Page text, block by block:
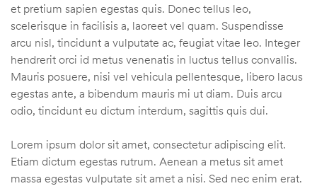
et pretium sapien egestas quis. Donec tellus leo,
scelerisque in facilisis a, laoreet vel quam. Suspendisse
arcu nisl, tincidunt a vulputate ac, feugiat vitae leo. Integer
hendrerit orci id metus venenatis in luctus tellus convallis.
Mauris posuere, nisi vel vehicula pellentesque, libero lacus
egestas ante, a bibendum mauris mi ut diam. Duis arcu
odio, tincidunt eu dictum interdum, sagittis quis dui.
Lorem ipsum dolor sit amet, consectetur adipiscing elit.
Etiam dictum egestas rutrum. Aenean a metus sit amet
massa egestas vulputate sit amet a nisi. Sed nec enim erat.